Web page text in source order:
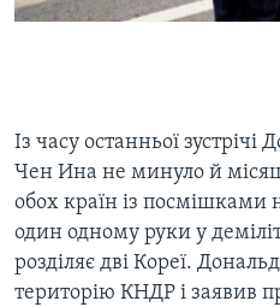
Із часу останньої
Чен Ина не минуло й
обох країн із посмішками
один одному руки у
розділяє дві Кореї.
територію КНДР і заявив